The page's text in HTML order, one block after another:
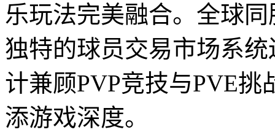
乐玩法完美融合。全球
独特的球员交易市场系
计兼顾PVP竞技与PVE
添游戏深度。